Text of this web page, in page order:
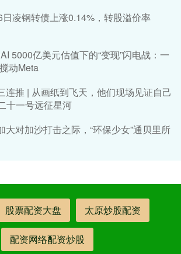
凌钢转债上涨0.14%，转股溢价率
5000亿美元估值下的“变现”闪电战：一
动Meta
连推 | 从画纸到飞天，他们现场见证自己
十一号远征星河
大对加沙打击之际，“环保少女”通贝里所
股票配资大盘 太原炒股配资
配资网络配资炒股